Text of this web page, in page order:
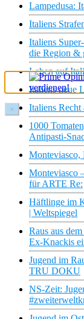
Lampedusa:
Italiens
Italiens
die Region &
Leben auf
Italiens neue
Italiens
1000
Antipasti-
Monteviasco,
Monteviasco
für ARTE Re:
Häftlinge im
| Weltspiegel
Raus aus
Ex-Knackis
Jugend im
TRU DOKU
NS-Zeit:
×